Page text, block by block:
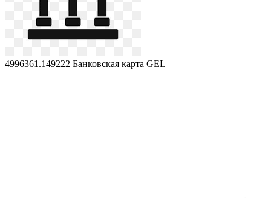
4996361.149222 Банковская карта GEL